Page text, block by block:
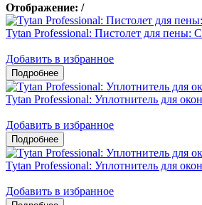
Отображение: /
Tytan Professional: Пистолет для пены:
Добавить в избранное
Tytan Professional: Уплотнитель для
Добавить в избранное
Tytan Professional: Уплотнитель для
Добавить в избранное